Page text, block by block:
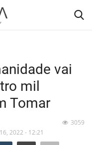
vai
mil
Tomar
2022 - 12:21
3059